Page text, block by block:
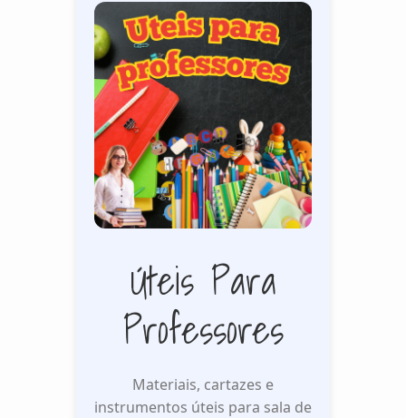
Úteis Para
Professores
Materiais, cartazes e
instrumentos úteis para sala de